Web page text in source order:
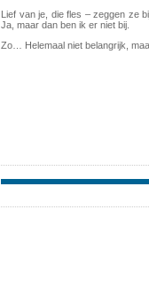
Lief van je, die fles – zeggen ze
Ja, maar dan ben ik er niet bij.
Zo… Helemaal niet belangrijk,